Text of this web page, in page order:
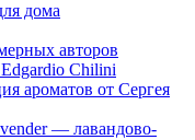
дома
авторов
Chilini
ароматов от Сергея
— лавандово-